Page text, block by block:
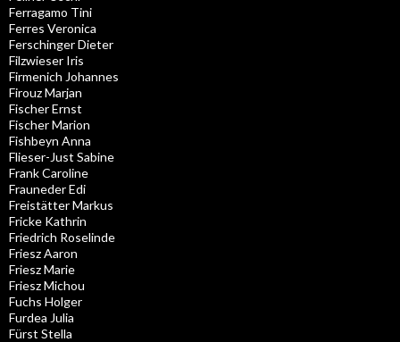
Ferragamo Tini
Ferres Veronica
Ferschinger Dieter
Filzwieser Iris
Firmenich Johannes
Firouz Marjan
Fischer Ernst
Fischer Marion
Fishbeyn Anna
Flieser-Just Sabine
Frank Caroline
Frauneder Edi
Freistätter Markus
Fricke Kathrin
Friedrich Roselinde
Friesz Aaron
Friesz Marie
Friesz Michou
Fuchs Holger
Furdea Julia
Fürst Stella